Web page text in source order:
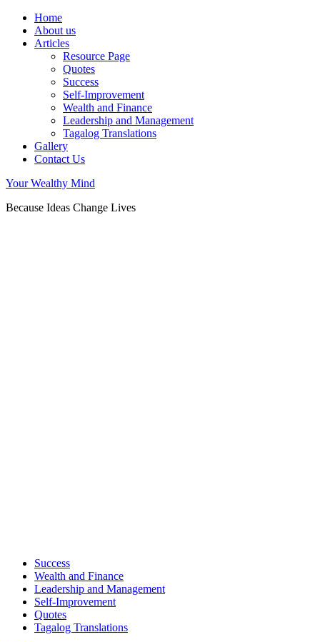
Home
About us
Articles
Resource Page
Quotes
Success
Self-Improvement
Wealth and Finance
Leadership and Management
Tagalog Translations
Gallery
Contact Us
Your Wealthy Mind
Because Ideas Change Lives
Success
Wealth and Finance
Leadership and Management
Self-Improvement
Quotes
Tagalog Translations